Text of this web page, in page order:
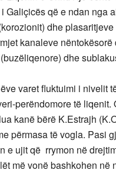
Galiçicës që e ndan nga
dhe plasaritjeve
kanaleve nëntokësorë
dhe
varet fluktuimi i nivelit
perëndomore të liqenit.
kanë bërë K.Estrajh
përmasa të vogla. Pasi
e ujit që rrymon në
më vonë bashkohen në